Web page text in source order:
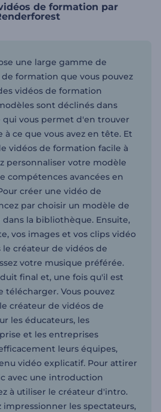
de formation par
une large gamme de
formation que vous pouvez
vidéos de formation
sont déclinés dans
qui vous permet d'en trouver
ce que vous avez en tête. Et
vidéos de formation facile à
personnaliser votre modèle
compétences avancées en
créer une vidéo de
par choisir un modèle de
la bibliothèque. Ensuite,
vos images et vos clips vidéo
le créateur de vidéos de
votre musique préférée.
final et, une fois qu'il est
télécharger. Vous pouvez
créateur de vidéos de
les éducateurs, les
et les entreprises
leurs équipes,
vidéo explicatif. Pour attirer
avec une introduction
à utiliser le créateur d'intro.
impressionner les spectateurs,